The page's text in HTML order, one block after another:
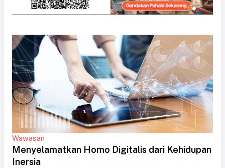
Wawasan
Menyelamatkan Homo Digitalis dari Kehidupan
Inersia